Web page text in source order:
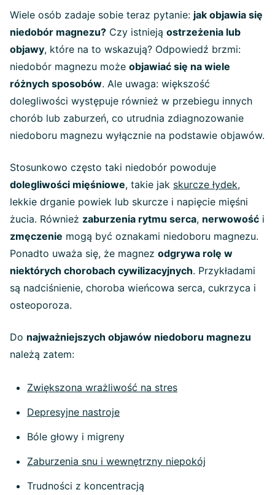
Wiele osób zadaje sobie teraz pytanie: jak objawia się
niedobór magnezu? Czy istnieją ostrzeżenia lub
objawy, które na to wskazują? Odpowiedź brzmi:
niedobór magnezu może objawiać się na wiele
różnych sposobów. Ale uwaga: większość
dolegliwości występuje również w przebiegu innych
chorób lub zaburzeń, co utrudnia zdiagnozowanie
niedoboru magnezu wyłącznie na podstawie objawów.
Stosunkowo często taki niedobór powoduje
dolegliwości mięśniowe, takie jak skurcze łydek,
lekkie drganie powiek lub skurcze i napięcie mięśni
żucia. Również zaburzenia rytmu serca, nerwowość i
zmęczenie mogą być oznakami niedoboru magnezu.
Ponadto uważa się, że magnez odgrywa rolę w
niektórych chorobach cywilizacyjnych. Przykładami
są nadciśnienie, choroba wieńcowa serca, cukrzyca i
osteoporoza.
Do najważniejszych objawów niedoboru magnezu
należą zatem:
Zwiększona wrażliwość na stres
Depresyjne nastroje
Bóle głowy i migreny
Zaburzenia snu i wewnętrzny niepokój
Trudności z koncentracją